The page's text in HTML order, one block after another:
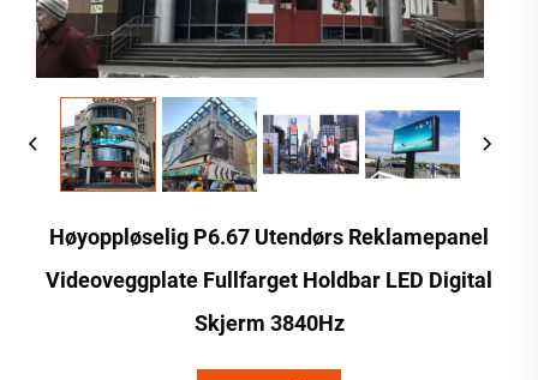
Høyoppløselig P6.67 Utendørs Reklamepanel
Videoveggplate Fullfarget Holdbar LED Digital
Skjerm 3840Hz